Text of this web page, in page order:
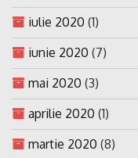
iulie 2020 (1)
iunie 2020 (7)
mai 2020 (3)
aprilie 2020 (1)
martie 2020 (8)